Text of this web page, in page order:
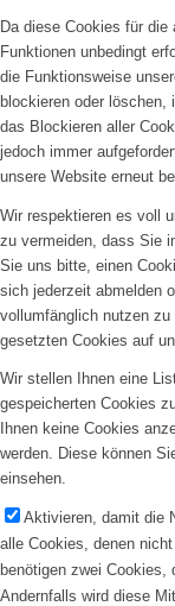
Da diese Cookies für die
Funktionen unbedingt
die Funktionsweise
blockieren oder löschen,
das Blockieren aller
jedoch immer
unsere Website erneut
Wir respektieren es voll
zu vermeiden, dass Sie
Sie uns bitte, einen
sich jederzeit abmelden
vollumfänglich nutzen
gesetzten Cookies auf
Wir stellen Ihnen eine
gespeicherten Cookies
Ihnen keine Cookies
werden. Diese können
einsehen.
Aktivieren, damit die
alle Cookies, denen
benötigen zwei Cookies,
Andernfalls wird diese